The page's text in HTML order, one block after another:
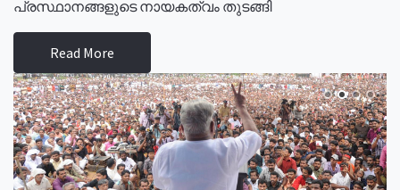
പ്രസ്ഥാനങ്ങളുടെ നായകത്വം തുടങ്ങി
Read More